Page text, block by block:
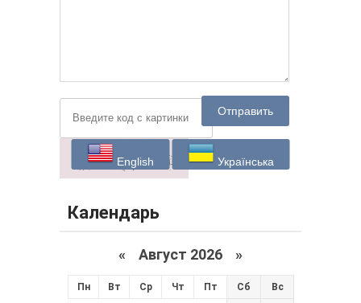
Отправить
English Українська
Календарь
« Август 2026 »
Пн Вт Ср Чт Пт Сб Вс